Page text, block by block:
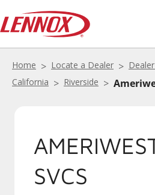
Home Locate a Dealer
California
Riverside
SVCS